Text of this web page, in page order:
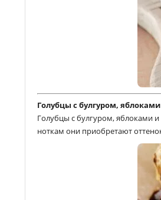
Голубцы с булгуром,
Голубцы с булгуром, яблоками
ноткам они приобретают